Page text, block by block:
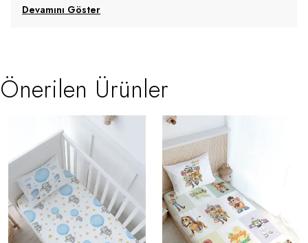
Devamını Göster
Önerilen Ürünler